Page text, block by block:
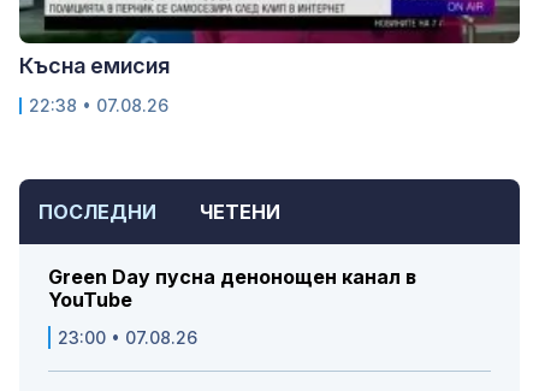
ПОСЛЕДНИ ЧЕТЕНИ
Green Day пусна денонощен канал в
YouTube
23:00 • 07.08.26
Късна емисия
22:38 • 07.08.26